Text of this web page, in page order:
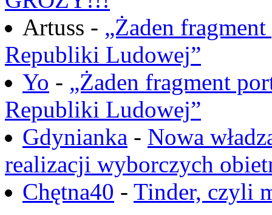
Artuss - „Żaden
Republiki Ludowej”
Yo - „Żaden fragment
Republiki Ludowej”
Gdynianka - Nowa
realizacji wyborczych
Chętna40 - Tinder, czyli